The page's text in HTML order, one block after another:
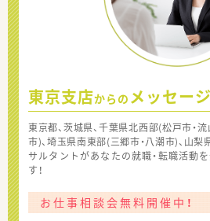
東京支店からの メッセージ
東京都、茨城県、千葉県北西部(松戸市・流
市)、埼玉県南東部(三郷市・八潮市)、山
サルタントがあなたの就職・転職活動
す！
お仕事相談会無料開催中！